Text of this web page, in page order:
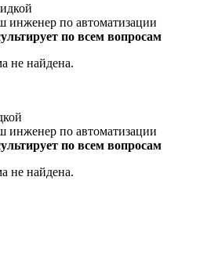
по автоматизации
по всем вопросам
не найдена.
по автоматизации
по всем вопросам
не найдена.